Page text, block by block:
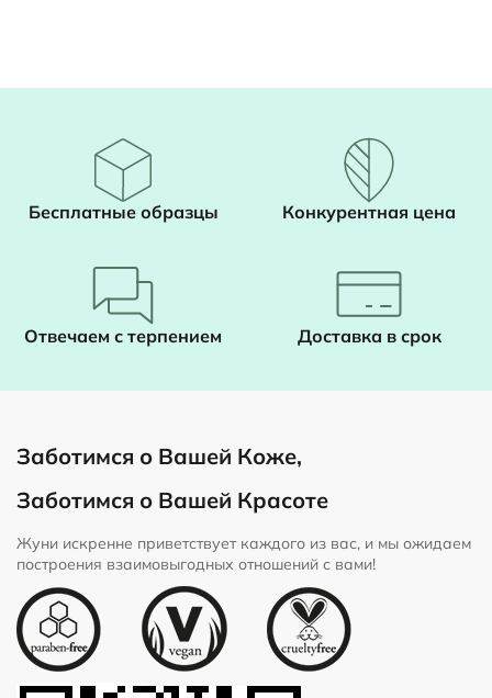
Бесплатные образцы Конкурентная цена
Отвечаем с терпением Доставка в срок
Заботимся о Вашей Коже,
Заботимся о Вашей Красоте
Жуни искренне приветствует каждого из вас, и мы ожидаем
построения взаимовыгодных отношений с вами!